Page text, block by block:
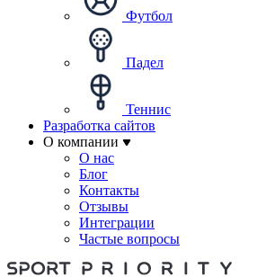
Футбол
Падел
Теннис
Разработка сайтов
О компании
О нас
Блог
Контакты
Отзывы
Интеграции
Частые вопросы